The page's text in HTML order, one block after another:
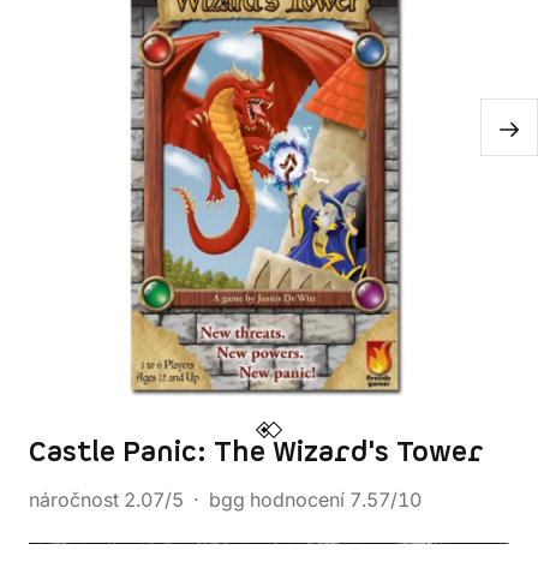
Castle Panic: The Wizard's Tower
náročnost 2.07/5 bgg hodnocení 7.57/10